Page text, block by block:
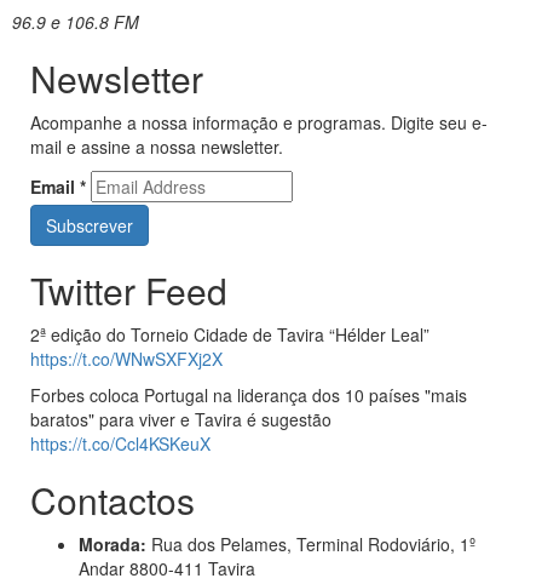
96.9 e 106.8 FM
Newsletter
Acompanhe a nossa informação e programas. Digite seu e-
mail e assine a nossa newsletter.
Email *
Twitter Feed
2ª edição do Torneio Cidade de Tavira “Hélder Leal”
https://t.co/WNwSXFXj2X
Forbes coloca Portugal na liderança dos 10 países "mais
baratos" para viver e Tavira é sugestão
https://t.co/Ccl4KSKeuX
Contactos
Morada: Rua dos Pelames, Terminal Rodoviário, 1º
Andar 8800-411 Tavira